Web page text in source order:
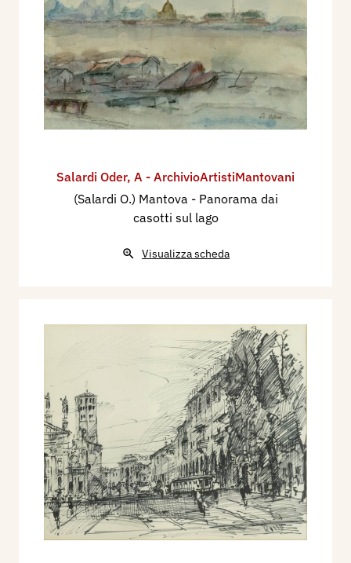
Salardi Oder, A - ArchivioArtistiMantovani
(Salardi O.) Mantova - Panorama dai
casotti sul lago
Visualizza scheda